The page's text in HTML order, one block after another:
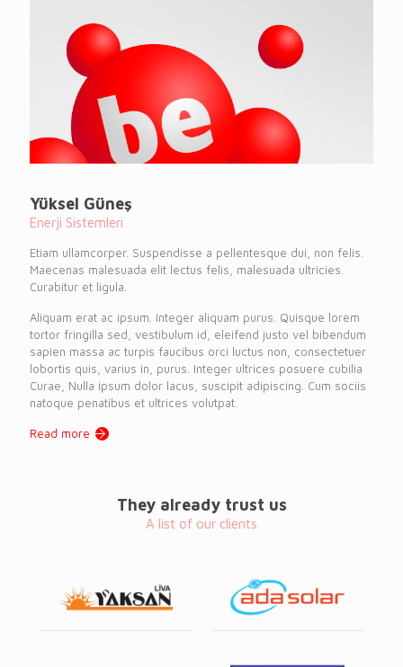
Yüksel Güneş
Enerji Sistemleri
Etiam ullamcorper. Suspendisse a pellentesque dui, non felis.
Maecenas malesuada elit lectus felis, malesuada ultricies.
Curabitur et ligula.
Aliquam erat ac ipsum. Integer aliquam purus. Quisque lorem
tortor fringilla sed, vestibulum id, eleifend justo vel bibendum
sapien massa ac turpis faucibus orci luctus non, consectetuer
lobortis quis, varius in, purus. Integer ultrices posuere cubilia
Curae, Nulla ipsum dolor lacus, suscipit adipiscing. Cum sociis
natoque penatibus et ultrices volutpat.
Read more
They already trust us
A list of our clients